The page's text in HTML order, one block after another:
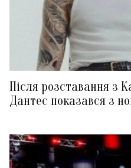
Після розставання з
Дантес показався з